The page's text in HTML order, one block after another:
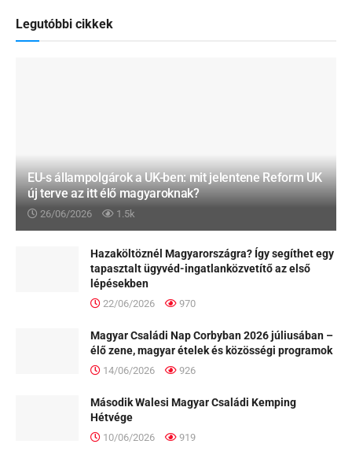
Legutóbbi cikkek
EU-s állampolgárok a UK-ben: mit jelentene Reform UK
új terve az itt élő magyaroknak?
26/06/2026 1.5k
Hazaköltöznél Magyarországra? Így segíthet egy
tapasztalt ügyvéd-ingatlanközvetítő az első
lépésekben
22/06/2026 970
Magyar Családi Nap Corbyban 2026 júliusában –
élő zene, magyar ételek és közösségi programok
14/06/2026 926
Második Walesi Magyar Családi Kemping
Hétvége
10/06/2026 919